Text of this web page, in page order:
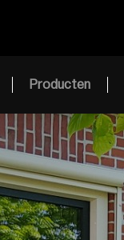
Producten